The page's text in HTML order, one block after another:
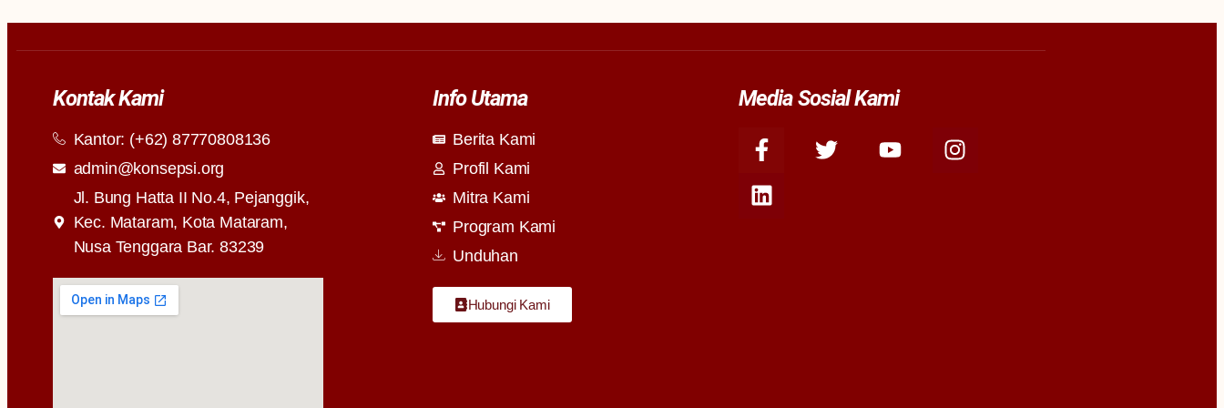
Kontak Kami
Kantor: (+62) 87770808136
admin@konsepsi.org
Jl. Bung Hatta II No.4, Pejanggik,
Kec. Mataram, Kota Mataram,
Nusa Tenggara Bar. 83239
Info Utama
Berita Kami
Profil Kami
Mitra Kami
Program Kami
Unduhan
Hubungi Kami
Media Sosial Kami